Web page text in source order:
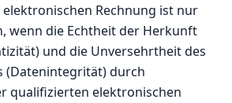
Rechnung ist nur
wenn die Echtheit der Herkunft
und die Unversehrtheit des
(Datenintegrität) durch
qualifizierten elektronischen